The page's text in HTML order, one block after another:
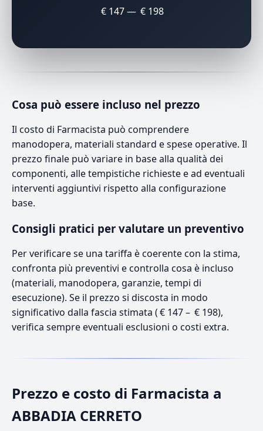
€ 147 — € 198
Cosa può essere incluso nel prezzo
Il costo di Farmacista può comprendere
manodopera, materiali standard e spese operative. Il
prezzo finale può variare in base alla qualità dei
componenti, alle tempistiche richieste e ad eventuali
interventi aggiuntivi rispetto alla configurazione
base.
Consigli pratici per valutare un preventivo
Per verificare se una tariffa è coerente con la stima,
confronta più preventivi e controlla cosa è incluso
(materiali, manodopera, garanzie, tempi di
esecuzione). Se il prezzo si discosta in modo
significativo dalla fascia stimata ( € 147 – € 198),
verifica sempre eventuali esclusioni o costi extra.
Prezzo e costo di Farmacista a
ABBADIA CERRETO